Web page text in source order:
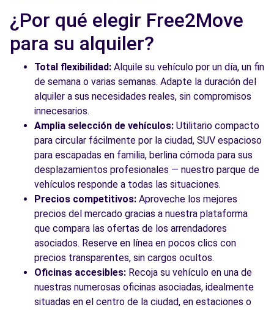
¿Por qué elegir Free2Move
para su alquiler?
Total flexibilidad: Alquile su vehículo por un día, un fin
de semana o varias semanas. Adapte la duración del
alquiler a sus necesidades reales, sin compromisos
innecesarios.
Amplia selección de vehículos: Utilitario compacto
para circular fácilmente por la ciudad, SUV espacioso
para escapadas en familia, berlina cómoda para sus
desplazamientos profesionales — nuestro parque de
vehículos responde a todas las situaciones.
Precios competitivos: Aproveche los mejores
precios del mercado gracias a nuestra plataforma
que compara las ofertas de los arrendadores
asociados. Reserve en línea en pocos clics con
precios transparentes, sin cargos ocultos.
Oficinas accesibles: Recoja su vehículo en una de
nuestras numerosas oficinas asociadas, idealmente
situadas en el centro de la ciudad, en estaciones o